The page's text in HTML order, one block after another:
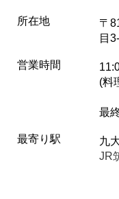
所在地
〒
目
営業時間
(料
最
最寄り駅
九
JR